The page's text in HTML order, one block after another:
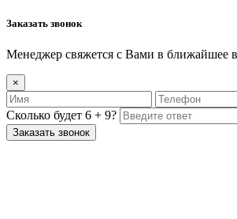
Заказать звонок
Менеджер свяжется с Вами в ближайшее
×
Сколько будет 6 + 9?